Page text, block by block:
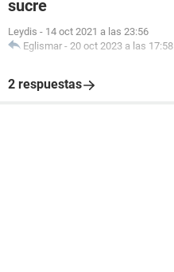
sucre
Leydis - 14 oct 2021 a las 23:56
Eglismar - 20 oct 2023 a las 17:58
2 respuestas